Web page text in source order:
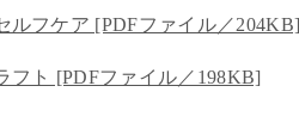
ルフケア [PDFファイル／204KB]
フト [PDFファイル／198KB]